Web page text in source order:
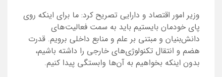
وزیر امور اقتصاد و دارایی تصریح کرد: ما برای اینکه روی
پای خودمان بایستیم باید به سمت فعالیت‌های
دانش‌بنیان و مبتنی بر علم و منابع داخلی برویم. قدرت
هضم و انتقال تکنولوژی‌های خارجی را داشته باشیم،
بدون اینکه بخواهیم به آن‌ها وابستگی پیدا کنیم.